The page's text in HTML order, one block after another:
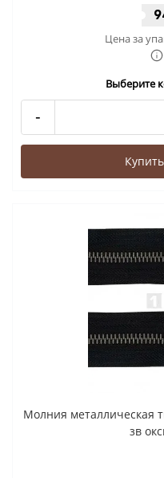
Цена за
Выберите
-
Молния металлическая
зв